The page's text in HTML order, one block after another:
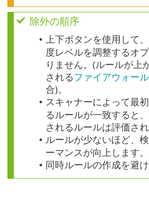
除外の順序
•
上下ボタンを使用して
度レベルを調整するオ
りません。(ルールが上
されるファイアウォー
合)。
• スキャナーによって最
るルールが一致すると
されるルールは評価され
• ルールが少ないほど、
ーマンスが向上します。
• 同時ルールの作成を避け